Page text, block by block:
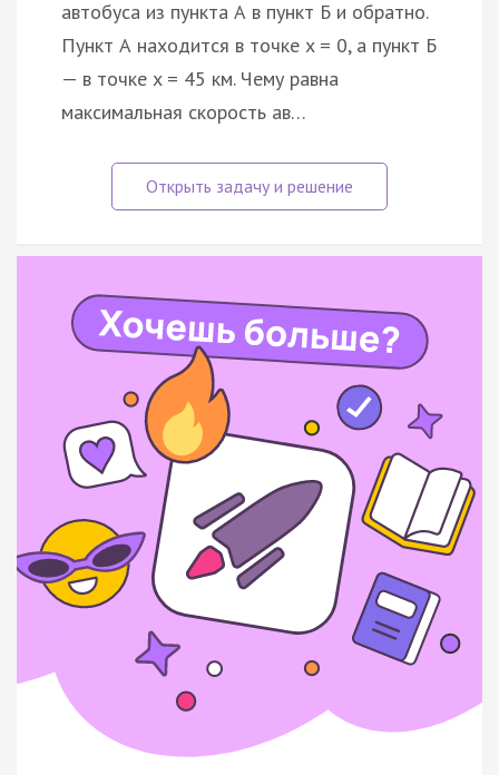
автобуса из пункта А в пункт Б и обратно.
Пункт А находится в точке x = 0, а пункт Б
— в точке x = 45 км. Чему равна
максимальная скорость ав…